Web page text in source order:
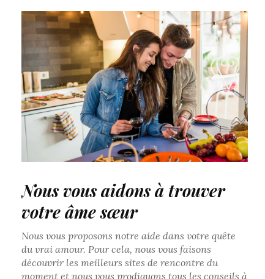
Nous vous aidons à trouver
votre âme sœur
Nous vous proposons notre aide dans votre quête
du vrai amour. Pour cela, nous vous faisons
découvrir les meilleurs sites de rencontre du
moment et nous vous prodiguons tous les conseils à